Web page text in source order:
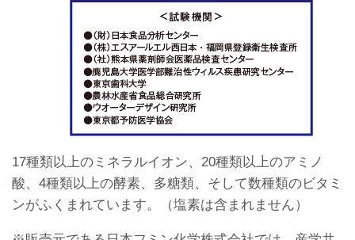
17種類以上のミネラルイオン、20種類以上のアミノ
酸、4種類以上の酵素、多糖類、そして数種類のビタミ
ンがふくまれています。（塩素は含まれません）